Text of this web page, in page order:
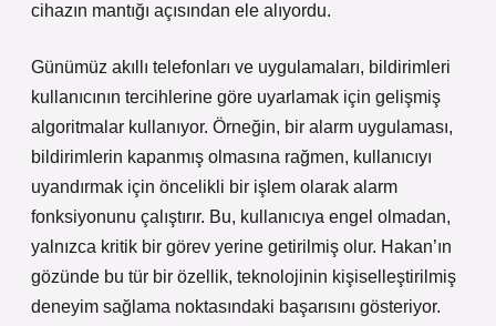
cihazın mantığı açısından ele alıyordu.
Günümüz akıllı telefonları ve uygulamaları, bildirimleri
kullanıcının tercihlerine göre uyarlamak için gelişmiş
algoritmalar kullanıyor. Örneğin, bir alarm uygulaması,
bildirimlerin kapanmış olmasına rağmen, kullanıcıyı
uyandırmak için öncelikli bir işlem olarak alarm
fonksiyonunu çalıştırır. Bu, kullanıcıya engel olmadan,
yalnızca kritik bir görev yerine getirilmiş olur. Hakan’ın
gözünde bu tür bir özellik, teknolojinin kişiselleştirilmiş
deneyim sağlama noktasındaki başarısını gösteriyor.